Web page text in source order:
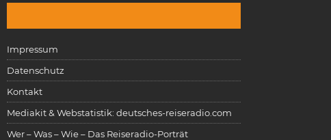
Impressum
Datenschutz
Kontakt
Mediakit & Webstatistik: deutsches-reiseradio.com
Wer – Was – Wie – Das Reiseradio-Porträt